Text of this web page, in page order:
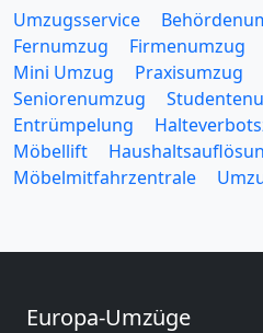
Umzugsservice
Fernumzug
Firmenumzug
Mini Umzug
Praxisumzug
Seniorenumzug
Entrümpelung
Möbellift
Möbelmitfahrzentrale
Europa-Umzüge